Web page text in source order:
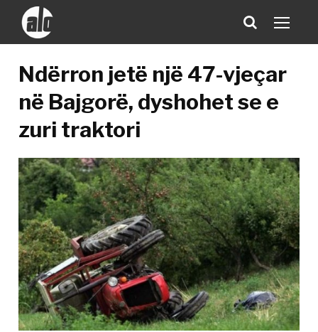
Ndërron jetë një 47-vjeçar
në Bajgorë, dyshohet se e
zuri traktori